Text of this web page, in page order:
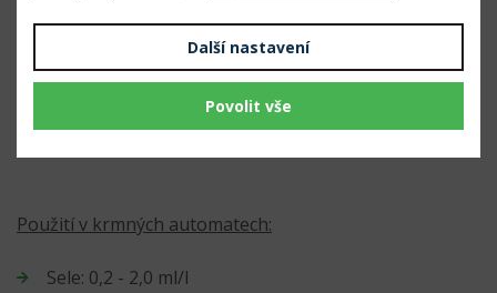
Chovná prasnice: 200 - 300 ml
Tele, hříbě: do 50 ml
Použití v krmných automatech:
Sele: 0,2 - 2,0 ml/l
Další nastavení
Povolit vše